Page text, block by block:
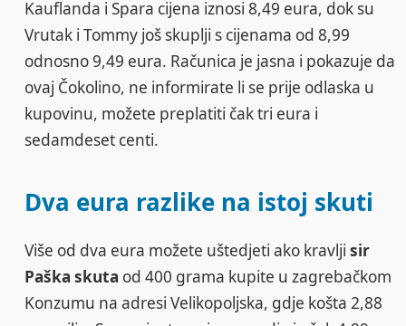
Kauflanda i Spara cijena iznosi 8,49 eura, dok su
Vrutak i Tommy još skuplji s cijenama od 8,99
odnosno 9,49 eura. Računica je jasna i pokazuje da
ovaj Čokolino, ne informirate li se prije odlaska u
kupovinu, možete preplatiti čak tri eura i
sedamdeset centi.
Dva eura razlike na istoj skuti
Više od dva eura možete uštedjeti ako kravljisir
Paška skuta od 400 grama kupite u zagrebačkom
Konzumu na adresi Velikopoljska, gdje košta 2,88